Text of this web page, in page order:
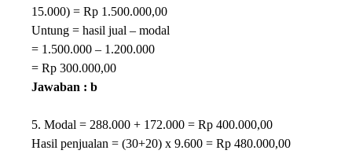
15.000) = Rp 1.500.000,00
Untung = hasil jual – modal
= 1.500.000 – 1.200.000
= Rp 300.000,00
Jawaban : b
5. Modal = 288.000 + 172.000 = Rp 400.000,00
Hasil penjualan = (30+20) x 9.600 = Rp 480.000,00